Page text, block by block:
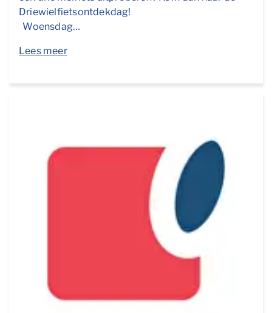
Driewielfietsontdekdag!
Woensdag…
Lees meer